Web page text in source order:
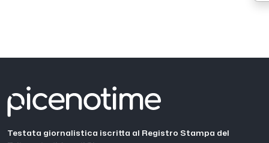
Testata giornalistica iscritta al Registro Stampa del